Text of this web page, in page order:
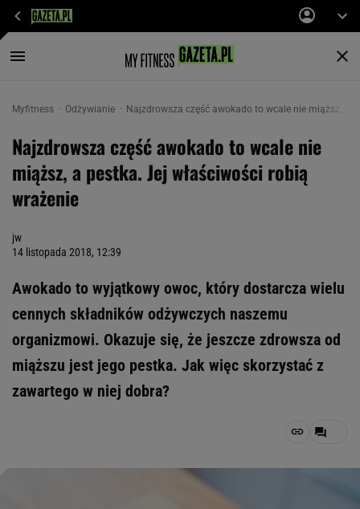
Myfitness Odżywianie Najzdrowsza część awokado to wcale nie miąższ, a
Najzdrowsza część awokado to wcale nie
miąższ, a pestka. Jej właściwości robią
wrażenie
jw
14 listopada 2018, 12:39
Awokado to wyjątkowy owoc, który dostarcza wielu
cennych składników odżywczych naszemu
organizmowi. Okazuje się, że jeszcze zdrowsza od
miąższu jest jego pestka. Jak więc skorzystać z
zawartego w niej dobra?